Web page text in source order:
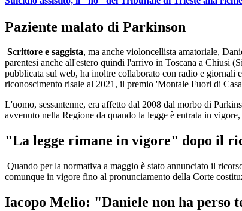
Paziente malato di Parkinson
Scrittore e saggista, ma anche violoncellista amatoriale,
parentesi anche all'estero quindi l'arrivo in Toscana a Chiusi
pubblicata sul web, ha inoltre collaborato con radio e
riconoscimento risale al 2021, il premio 'Montale Fuori di
L'uomo, sessantenne, era affetto dal 2008 dal morbo di
avvenuto nella Regione da quando la legge è entrata in
"La legge rimane in vigore" dopo il
Quando per la normativa a maggio è stato annunciato il
comunque in vigore fino al pronunciamento della Corte
Iacopo Melio: "Daniele non ha perso